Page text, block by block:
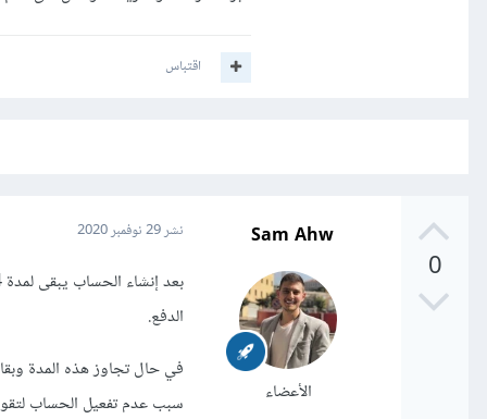
اقتباس
0
Sam Ahw
الأعضاء
نشر29 نوفمبر 2020
الدفع.
سبب عدم تفعيل الحساب